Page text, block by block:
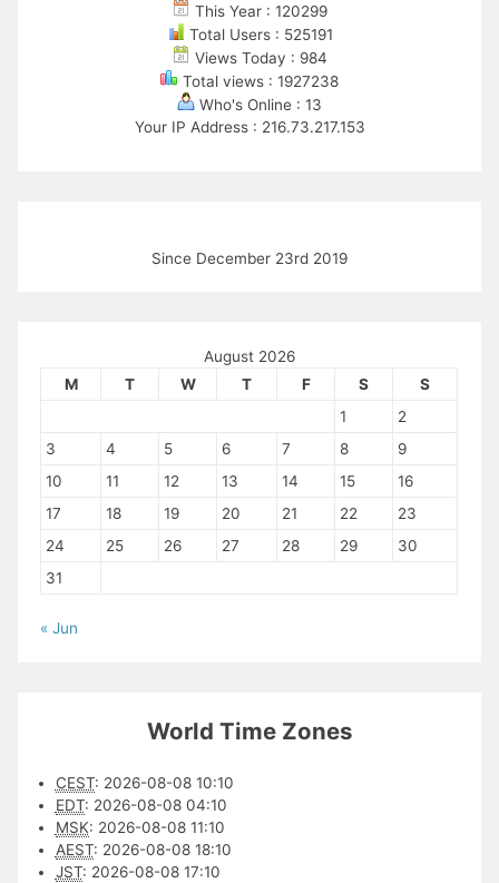
This Year : 120299
Total Users : 525191
Views Today : 984
Total views : 1927238
Who's Online : 13
Your IP Address : 216.73.217.153
Since December 23rd 2019
August 2026
M
T W T F S
S
1
2
3
4 5 6 7 8
9
10
11 12 13 14 15
16
17
18 19 20 21 22
23
24
25 26 27 28 29
30
31
« Jun
World Time Zones
CEST: 2026-08-08 10:10
EDT: 2026-08-08 04:10
MSK: 2026-08-08 11:10
AEST: 2026-08-08 18:10
JST: 2026-08-08 17:10